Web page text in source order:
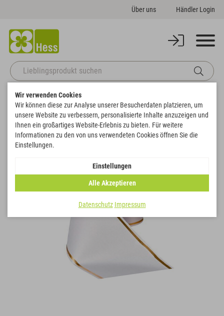
Über uns Händler Login
Startseite Themenwelten
Band Super-Satin NEO mit goldenem Rand
Zurück zur Artikelübersicht
Wir verwenden Cookies
Wir können diese zur Analyse unserer Besucherdaten platzieren, um
unsere Website zu verbessern, personalisierte Inhalte anzuzeigen und
Ihnen ein großartiges Website-Erlebnis zu bieten. Für weitere
Informationen zu den von uns verwendeten Cookies öffnen Sie die
Einstellungen.
Einstellungen
Alle Akzeptieren
Datenschutz Impressum